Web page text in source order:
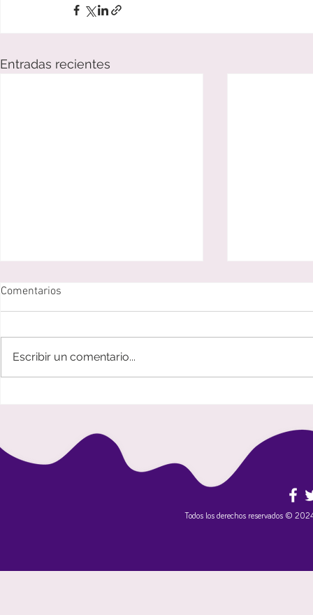
Entradas recientes
raíz afrocaribeña y los nuevos
sonidos latinoamericanos
celebración
sonidos
Caribe
Comentarios
Escribir un comentario...
Todos los derechos reservados ©